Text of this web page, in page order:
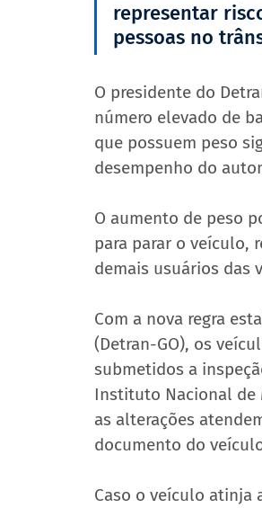
representar
pessoas no
O presidente do
número elevado de
que possuem peso
desempenho do
O aumento de peso
para parar o veículo,
demais usuários das
Com a nova regra
(Detran-GO), os
submetidos a
Instituto Nacional de
as alterações
documento do
Caso o veículo atinja